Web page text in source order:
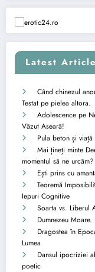
Latest
Când chinezul
Testat pe pielea altora.
Adolescence pe
Văzut Aseară!
Pula beton și
Mai țineți minte
momentul să ne
Ești prins cu
Teoremă
Iepuri Cognitive
Soarta vs. Liberul
Dumnezeu
Dragostea în
Lumea
Dansul ipocriziei
poetic